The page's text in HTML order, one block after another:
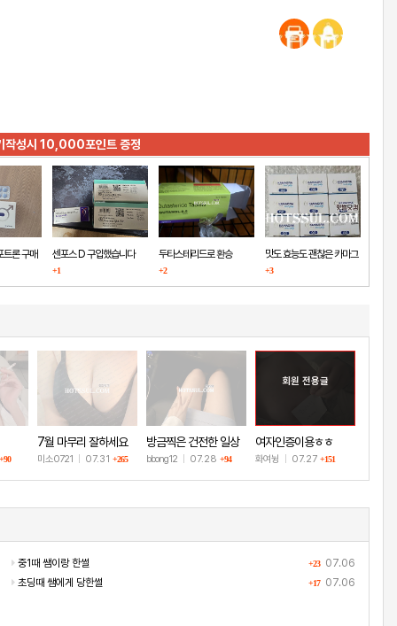
작성시 10,000포인트 증정
트론 구매
센포스 D 구입했습니다
+1
두타스테리드로 환승
+2
맛도 효능도 괜찮은 카마그
라
+3
+90
7월 마무리 잘하세요
🫶
미소0721 07.31 +265
방금찍은 건전한 일상
샷
bbong12 07.28 +94
회원 전용글
여자인증이용ㅎㅎ
화여뉭 07.27 +151
+23 07.06
중1때 쌤이랑 한썰
+17 07.06
초딩때 쌤에게 당한썰